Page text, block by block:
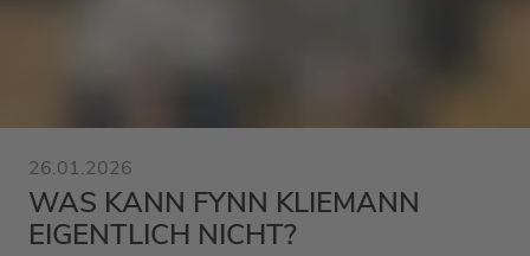
26.01.2026
WAS KANN FYNN KLIEMANN
EIGENTLICH NICHT?